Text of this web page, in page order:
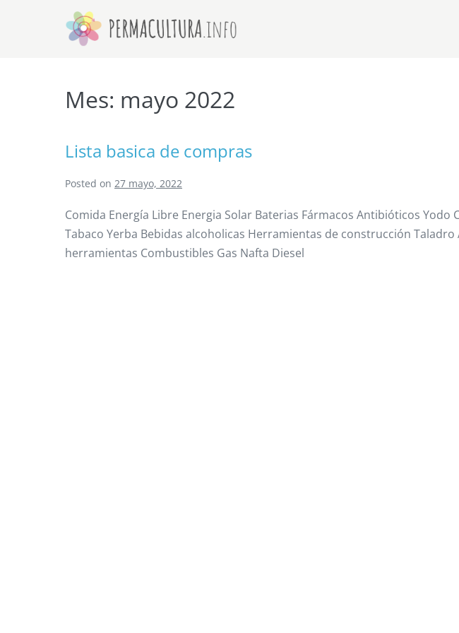
Mes: mayo 2022
Lista basica de compras
Posted on 27 mayo, 2022
Comida Energía Libre Energia Solar Baterias Fármacos Antibióticos Yodo
Tabaco Yerba Bebidas alcoholicas Herramientas de construcción Taladro
herramientas Combustibles Gas Nafta Diesel